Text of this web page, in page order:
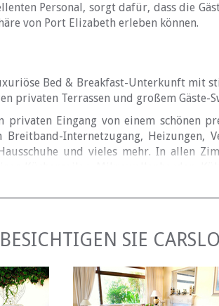
Personal, sorgt dafür, dass die
von Port Elizabeth erleben können.
Bed & Breakfast-Unterkunft mit
privaten Terrassen und großem Gäste-
privaten Eingang von einem schönen
Breitband-Internetzugang, Heizungen,
und vieles mehr. In allen
Lounge serviert.
& EINRICHTUNGEN
Nähe zu Stränden, Restaurants,
BESICHTIGEN SIE